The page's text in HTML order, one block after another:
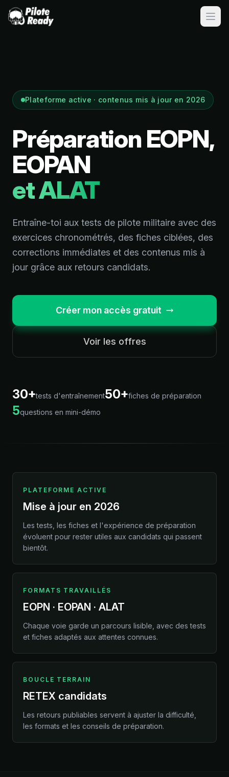
Plateforme active · contenus mis à jour en 2026
Préparation EOPN,
EOPAN
et ALAT
Entraîne-toi aux tests de pilote militaire avec des
exercices chronométrés, des fiches ciblées, des
corrections immédiates et des contenus mis à
jour grâce aux retours candidats.
Créer mon accès gratuit
Voir les offres
30+tests d'entraînement50+fiches de préparation
5questions en mini-démo
PLATEFORME ACTIVE
Mise à jour en 2026
Les tests, les fiches et l'expérience de préparation
évoluent pour rester utiles aux candidats qui passent
bientôt.
FORMATS TRAVAILLÉS
EOPN · EOPAN · ALAT
Chaque voie garde un parcours lisible, avec des tests
et fiches adaptés aux attentes connues.
BOUCLE TERRAIN
RETEX candidats
Les retours publiables servent à ajuster la difficulté,
les formats et les conseils de préparation.